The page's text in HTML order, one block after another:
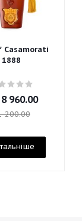
Casamorati
1888
8 960.00
200.00